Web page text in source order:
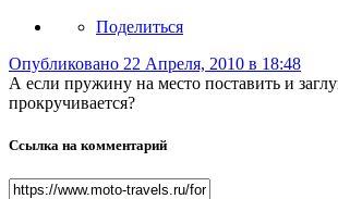
Поделиться
Опубликовано 22 Апреля, 2010 в 18:48
А если пружину на место поставить и
прокручивается?
Ссылка на комментарий